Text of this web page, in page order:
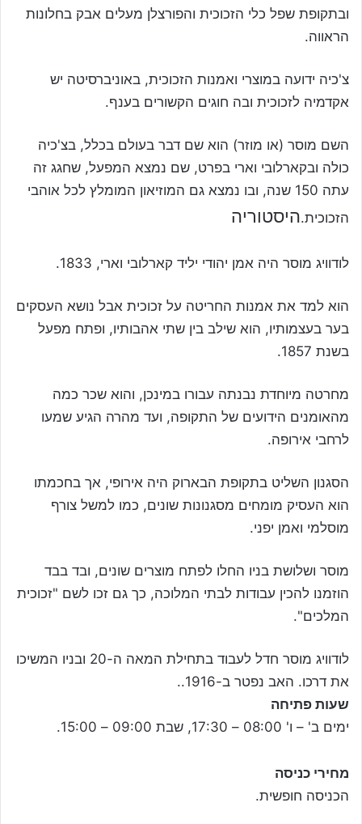
ובתקופת שפל כלי הזכוכית והפורצלן מעלים אבק בחלונות
הראווה.
צ'כיה ידועה במוצרי ואמנות הזכוכית, באוניברסיטה יש
אקדמיה לזכוכית ובה חוגים הקשורים בענף.
השם מוסר (או מוזר) הוא שם דבר בעולם בכלל, בצ'כיה
כולה ובקארלובי וארי בפרט, שם נמצא המפעל, שחגג זה
עתה 150 שנה, ובו נמצא גם המוזיאון המומלץ לכל אוהבי
הזכוכית.היסטוריה
לודוויג מוסר היה אמן יהודי יליד קארלובי וארי, 1833.
הוא למד את אמנות החריטה על זכוכית אבל נושא העסקים
בער בעצמותיו, הוא שילב בין שתי אהבותיו, ופתח מפעל
בשנת 1857.
מחרטה מיוחדת נבנתה עבורו במינכן, והוא שכר כמה
מהאומנים הידועים של התקופה, ועד מהרה הגיע שמעו
לרחבי אירופה.
הסגנון השליט בתקופת הבארוק היה אירופי, אך בחכמתו
הוא העסיק מומחים מסגנונות שונים, כמו למשל צורף
מוסלמי ואמן יפני.
מוסר ושלושת בניו החלו לפתח מוצרים שונים, ובד בבד
הוזמנו להכין עבודות לבתי המלוכה, כך גם זכו לשם "זכוכית
המלכים".
לודוויג מוסר חדל לעבוד בתחילת המאה ה-20 ובניו המשיכו
את דרכו. האב נפטר ב-1916..
שעות פתיחה
ימים ב' – ו' 08:00 – 17:30, שבת 09:00 – 15:00.
מחירי כניסה
הכניסה חופשית.